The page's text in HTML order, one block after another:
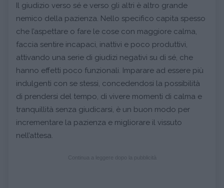
Il giudizio verso sé e verso gli altri è altro grande
nemico della pazienza. Nello specifico capita spesso
che l’aspettare o fare le cose con maggiore calma,
faccia sentire incapaci, inattivi e poco produttivi,
attivando una serie di giudizi negativi su di sé, che
hanno effetti poco funzionali. Imparare ad essere più
indulgenti con se stessi, concedendosi la possibilità
di prendersi del tempo, di vivere momenti di calma e
tranquillità senza giudicarsi, è un buon modo per
incrementare la pazienza e migliorare il vissuto
nell’attesa.